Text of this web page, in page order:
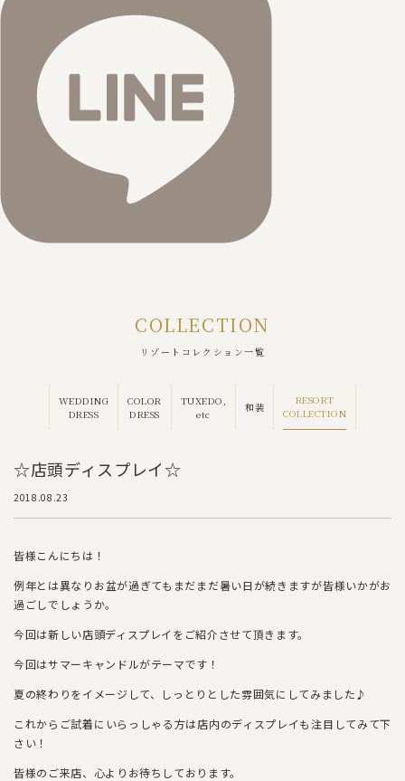
COLLECTION
リゾートコレクション一覧
WEDDING
DRESS
COLOR
DRESS
TUXEDO,
etc
和装
RESORT
COLLECTION
☆店頭ディスプレイ☆
2018.08.23
皆様こんにちは！
例年とは異なりお盆が過ぎてもまだまだ暑い日が続きますが皆様いかがお
過ごしでしょうか。
今回は新しい店頭ディスプレイをご紹介させて頂きます。
今回はサマーキャンドルがテーマです！
夏の終わりをイメージして、しっとりとした雰囲気にしてみました♪
これからご試着にいらっしゃる方は店内のディスプレイも注目してみて下
さい！
皆様のご来店、心よりお待ちしております。